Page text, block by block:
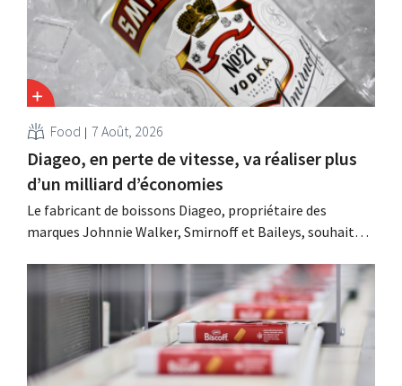
Food 7 Août, 2026
Diageo, en perte de vitesse, va réaliser plus
d’un milliard d’économies
Le fabricant de boissons Diageo, propriétaire des
marques Johnnie Walker, Smirnoff et Baileys, souhaite,
considérablement ses coûts tout en investissant dans la
croissance, notamment pour Guinness et les cocktails
prêts à boire.